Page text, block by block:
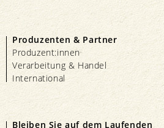
Produzenten & Partner
Produzent:innen
Verarbeitung & Handel
International
Bleiben Sie auf dem Laufenden